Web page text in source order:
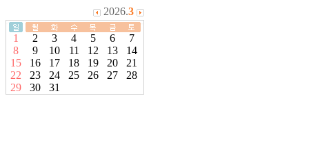
2026.3
1 2 3 4 5 6
7
8
9 10 11 12 13
14
15
16 17 18 19 20
21
22
23 24 25 26 27
28
29
30 31